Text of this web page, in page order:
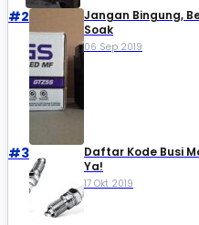
#2
Jangan Bingung,
Soak
06 Sep 2019
#3
Daftar Kode Busi
Ya!
17 Okt 2019